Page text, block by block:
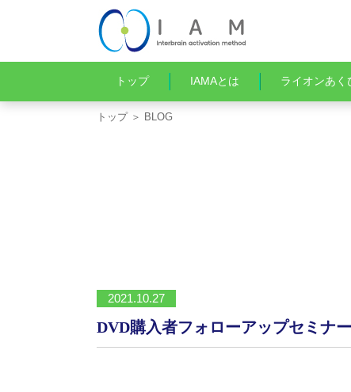
トップ IAMAとは ライオンあく
トップ＞ BLOG
2021.10.27
DVD購入者フォローアップセミナ